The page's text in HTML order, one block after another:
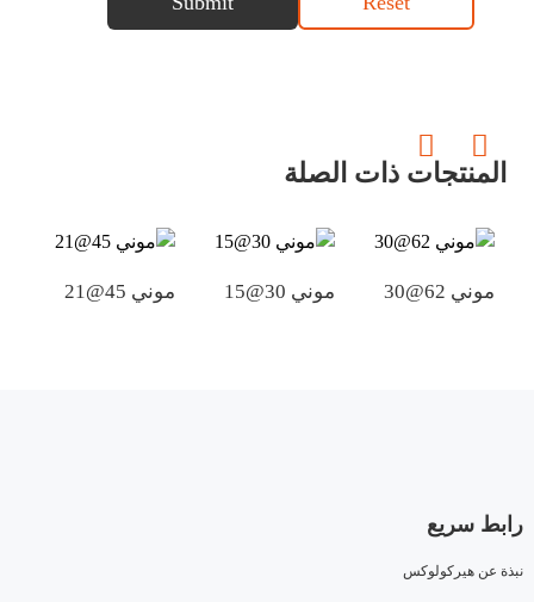
المنتجات ذات الصلة
موني 62@30 موني 30@15 موني 45@21
رابط سريع
نبذة عن هيركولوكس